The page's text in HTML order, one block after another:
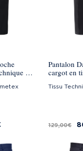
-
Pantalon
cargot en
Tissu
129,00 €